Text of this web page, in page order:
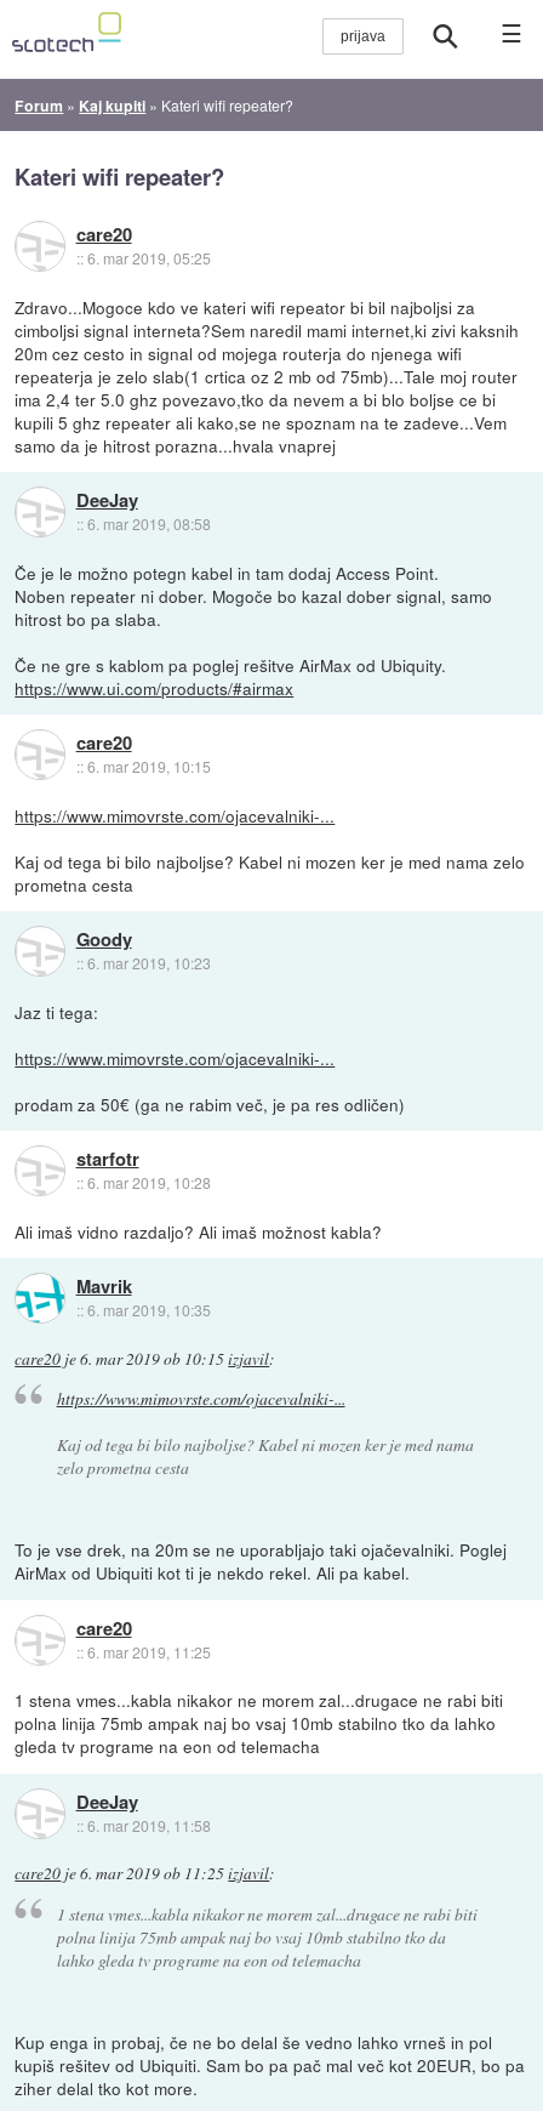
☰
Forum » Kaj kupiti » Kateri wifi repeater?
Kateri wifi repeater?
care20
::6. mar 2019, 05:25
Zdravo...Mogoce kdo ve kateri wifi repeator bi bil najboljsi za
cimboljsi signal interneta?Sem naredil mami internet,ki zivi kaksnih
20m cez cesto in signal od mojega routerja do njenega wifi
repeaterja je zelo slab(1 crtica oz 2 mb od 75mb)...Tale moj router
ima 2,4 ter 5.0 ghz povezavo,tko da nevem a bi blo boljse ce bi
kupili 5 ghz repeater ali kako,se ne spoznam na te zadeve...Vem
samo da je hitrost porazna...hvala vnaprej
DeeJay
::6. mar 2019, 08:58
Če je le možno potegn kabel in tam dodaj Access Point.
Noben repeater ni dober. Mogoče bo kazal dober signal, samo
hitrost bo pa slaba.
Če ne gre s kablom pa poglej rešitve AirMax od Ubiquity.
https://www.ui.com/products/#airmax
care20
::6. mar 2019, 10:15
https://www.mimovrste.com/ojacevalniki-...
Kaj od tega bi bilo najboljse? Kabel ni mozen ker je med nama zelo
prometna cesta
Goody
::6. mar 2019, 10:23
Jaz ti tega:
https://www.mimovrste.com/ojacevalniki-...
prodam za 50€ (ga ne rabim več, je pa res odličen)
starfotr
::6. mar 2019, 10:28
Ali imaš vidno razdaljo? Ali imaš možnost kabla?
Mavrik
::6. mar 2019, 10:35
care20 je6. mar 2019 ob 10:15izjavil:
https://www.mimovrste.com/ojacevalniki-...
Kaj od tega bi bilo najboljse? Kabel ni mozen ker je med nama
zelo prometna cesta
To je vse drek, na 20m se ne uporabljajo taki ojačevalniki. Poglej
AirMax od Ubiquiti kot ti je nekdo rekel. Ali pa kabel.
care20
::6. mar 2019, 11:25
1 stena vmes...kabla nikakor ne morem zal...drugace ne rabi biti
polna linija 75mb ampak naj bo vsaj 10mb stabilno tko da lahko
gleda tv programe na eon od telemacha
DeeJay
::6. mar 2019, 11:58
care20 je6. mar 2019 ob 11:25izjavil:
1 stena vmes...kabla nikakor ne morem zal...drugace ne rabi biti
polna linija 75mb ampak naj bo vsaj 10mb stabilno tko da
lahko gleda tv programe na eon od telemacha
Kup enga in probaj, če ne bo delal še vedno lahko vrneš in pol
kupiš rešitev od Ubiquiti. Sam bo pa pač mal več kot 20EUR, bo pa
ziher delal tko kot more.